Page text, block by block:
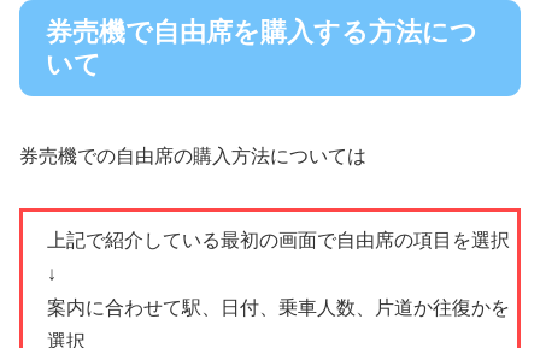
券売機で自由席を購入する方法につ
いて
券売機での自由席の購入方法については
上記で紹介している最初の画面で自由席の項目を選択
↓
案内に合わせて駅、日付、乗車人数、片道か往復かを
選択